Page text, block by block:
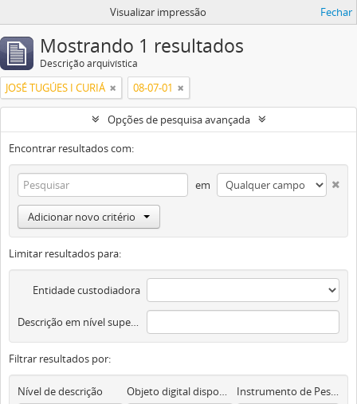
Visualizar impressão Fechar
Mostrando 1 resultados
Descrição arquivística
JOSÉ TUGÚES I CURIÁ 08-07-01
Opções de pesquisa avançada
Encontrar resultados com:
em
Adicionar novo critério
Limitar resultados para:
Entidade custodiadora
Descrição em nível superior
Filtrar resultados por:
Nível de descrição Objeto digital disponível Instrumento de Pesquisa